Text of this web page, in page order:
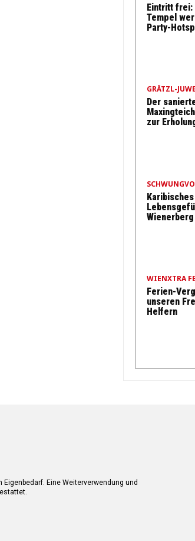
Eintritt frei:
Tempel
Party-
GRÄTZL-
Der
zur
Karibisches
Wienerberg
WIENXTRA
Ferien-
unseren
Helfern
Eine Weiterverwendung und